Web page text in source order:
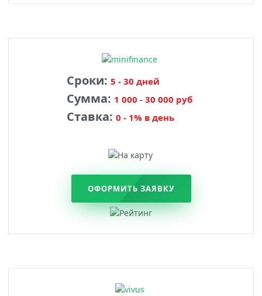
Сроки: 5 - 30 дней
Сумма: 1 000 - 30 000 руб
Ставка: 0 - 1% в день
ОФОРМИТЬ ЗАЯВКУ